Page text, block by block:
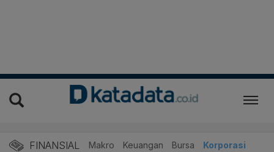
FINANSIAL Makro Keuangan Bursa Korporasi